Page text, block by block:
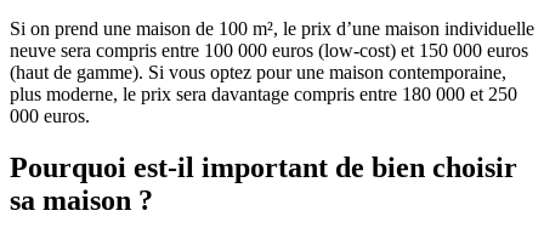
Si on prend une maison de 100 m², le prix d’une maison individuelle
neuve sera compris entre 100 000 euros (low-cost) et 150 000 euros
(haut de gamme). Si vous optez pour une maison contemporaine,
plus moderne, le prix sera davantage compris entre 180 000 et 250
000 euros.
Pourquoi est-il important de bien choisir
sa maison ?